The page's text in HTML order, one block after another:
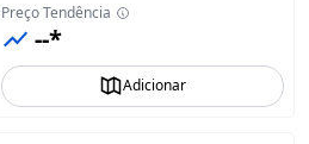
Preço Tendência
--*
Adicionar